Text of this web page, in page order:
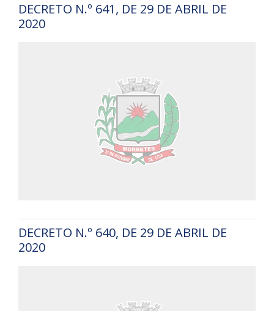
DECRETO N.º 641, DE 29 DE ABRIL DE
2020
DECRETO N.º 640, DE 29 DE ABRIL DE
2020